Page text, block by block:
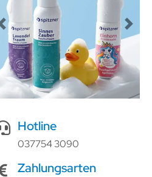
Previous Next
Hotline
037754 3090
Zahlungsarten